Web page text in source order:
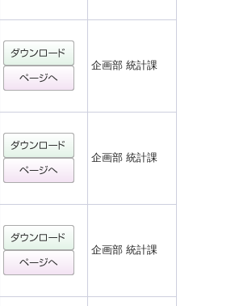
企画部 統計課
企画部 統計課
企画部 統計課